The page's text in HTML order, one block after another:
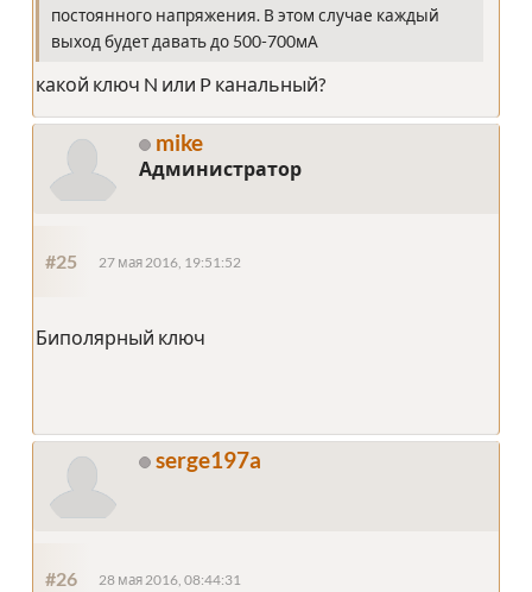
постоянного напряжения. В этом случае каждый
выход будет давать до 500-700мА
какой ключ N или P канальный?
mike
Администратор
#25 27 мая 2016, 19:51:52
Биполярный ключ
serge197a
#26 28 мая 2016, 08:44:31